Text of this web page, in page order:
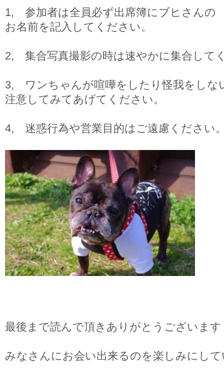
1, 参加者は全員必ず出席簿にブヒさんの
お名前を記入してください。
2, 集合写真撮影の時は速やかに集合して
3, ワンちゃんが喧嘩をしたり怪我をしな
注意してみてあげてください。
4, 迷惑行為や営業目的はご遠慮ください
最後まで読んで頂きありがとうございます
みなさんにお会い出来るのを楽しみにし